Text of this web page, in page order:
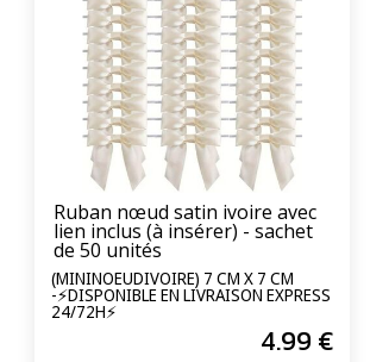
Ruban nœud satin ivoire avec
lien inclus (à insérer) - sachet
de 50 unités
(MININOEUDIVOIRE) 7 CM X 7 CM
-⚡DISPONIBLE EN LIVRAISON EXPRESS
24/72H⚡
4.99 €